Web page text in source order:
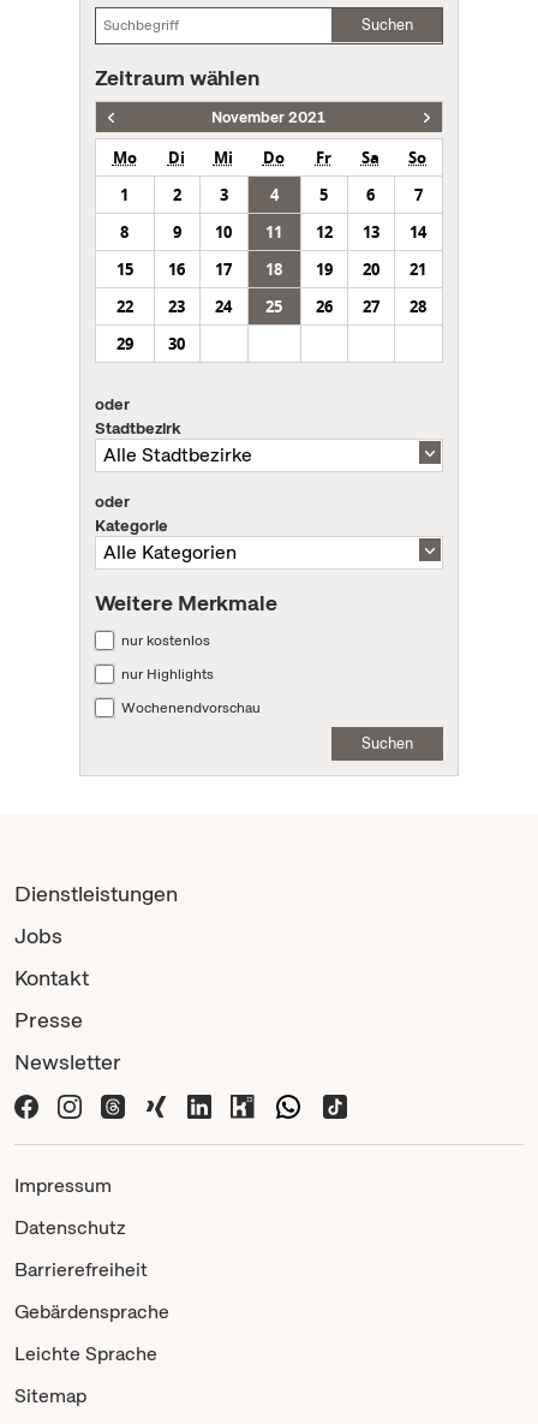
Suchen
Zeitraum wählen
November 2021
Mo Di Mi Do Fr Sa
So
1
2 3 4 5 6
7
8
9 10 11 12 13
14
15
16 17 18 19 20
21
22
23 24 25 26 27
28
29
30
oder
Stadtbezirk
oder
Kategorie
Weitere Merkmale
nur kostenlos
nur Highlights
Wochenendvorschau
Suchen
Dienstleistungen
Jobs
Kontakt
Presse
Newsletter
Impressum
Datenschutz
Barrierefreiheit
Gebärdensprache
Leichte Sprache
Sitemap